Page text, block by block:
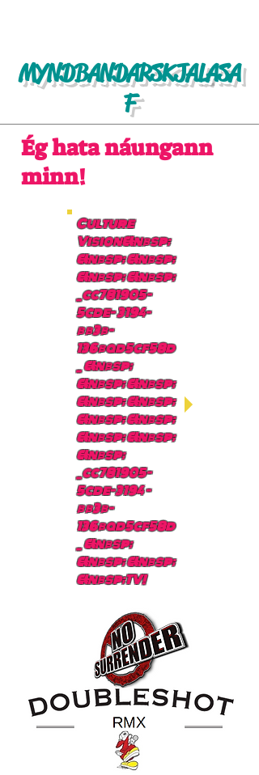
MYNDBANDARSKJALASA
F
Ég hata náungann
minn!
Culture
Vision&nbsp;
&nbsp; &nbsp;
&nbsp; &nbsp;
_cc781905-
5cde- 3194-
bb3b-
136bad5cf58d
_ &nbsp;
&nbsp; &nbsp;
&nbsp; &nbsp;
&nbsp; &nbsp;
&nbsp; &nbsp;
&nbsp;
_cc781905-
5cde-3194 -
bb3b-
136bad5cf58d
_ &nbsp;
&nbsp; &nbsp;
&nbsp;TV!